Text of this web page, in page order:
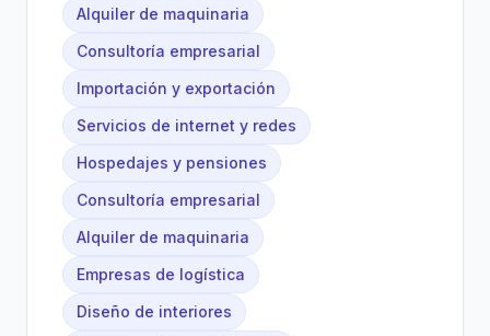
Alquiler de maquinaria
Consultoría empresarial
Importación y exportación
Servicios de internet y redes
Hospedajes y pensiones
Consultoría empresarial
Alquiler de maquinaria
Empresas de logística
Diseño de interiores